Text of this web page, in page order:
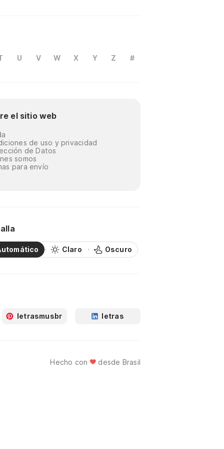
U V W X Y Z #
el sitio web
de uso y privacidad
de Datos
somos
para envío
Claro Oscuro
letrasmusbr letras
Hecho con desde Brasil